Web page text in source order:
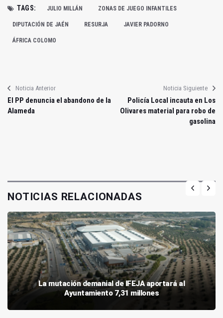
TAGS: JULIO MILLÁN ZONAS DE JUEGO INFANTILES
DIPUTACIÓN DE JAÉN RESURJA JAVIER PADORNO
ÁFRICA COLOMO
Noticia Anterior
El PP denuncia el abandono de la
Alameda
Noticia Siguiente
Policía Local incauta en Los
Olivares material para robo de
gasolina
NOTICIAS RELACIONADAS
La mutación demanial de IFEJA aportará al
Ayuntamiento 7,31 millones